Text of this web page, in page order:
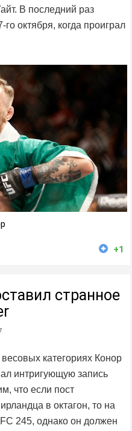
В последний раз
октября, когда проиграл
+1
странное
категориях Конор
интригующую запись
что если пост
в октагон, то на
245, однако он должен